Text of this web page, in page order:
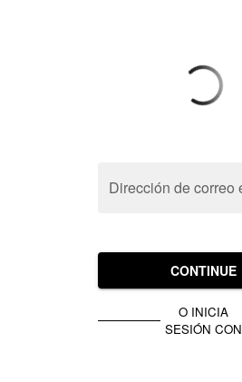
CONTINUE
O INICIA
SESIÓN CON